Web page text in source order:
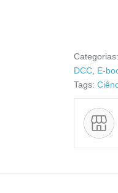
DCC E-
Tags: